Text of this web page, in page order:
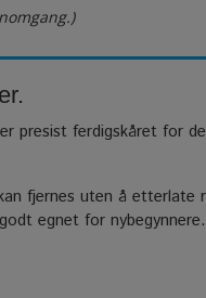
presist ferdigskåret for
fjernes uten å etterlate
egnet for nybegynnere.